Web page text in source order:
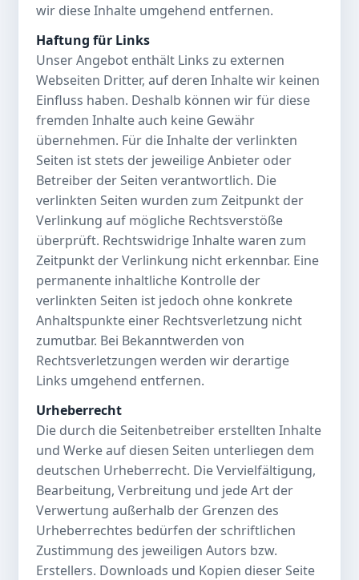
wir diese Inhalte umgehend entfernen.
Haftung für Links
Unser Angebot enthält Links zu externen
Webseiten Dritter, auf deren Inhalte wir keinen
Einfluss haben. Deshalb können wir für diese
fremden Inhalte auch keine Gewähr
übernehmen. Für die Inhalte der verlinkten
Seiten ist stets der jeweilige Anbieter oder
Betreiber der Seiten verantwortlich. Die
verlinkten Seiten wurden zum Zeitpunkt der
Verlinkung auf mögliche Rechtsverstöße
überprüft. Rechtswidrige Inhalte waren zum
Zeitpunkt der Verlinkung nicht erkennbar. Eine
permanente inhaltliche Kontrolle der
verlinkten Seiten ist jedoch ohne konkrete
Anhaltspunkte einer Rechtsverletzung nicht
zumutbar. Bei Bekanntwerden von
Rechtsverletzungen werden wir derartige
Links umgehend entfernen.
Urheberrecht
Die durch die Seitenbetreiber erstellten Inhalte
und Werke auf diesen Seiten unterliegen dem
deutschen Urheberrecht. Die Vervielfältigung,
Bearbeitung, Verbreitung und jede Art der
Verwertung außerhalb der Grenzen des
Urheberrechtes bedürfen der schriftlichen
Zustimmung des jeweiligen Autors bzw.
Erstellers. Downloads und Kopien dieser Seite